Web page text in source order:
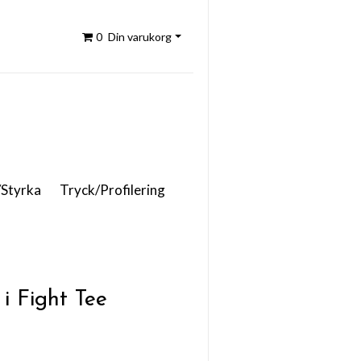
0 Din varukorg
Tryck/Profilering
Fight Tee